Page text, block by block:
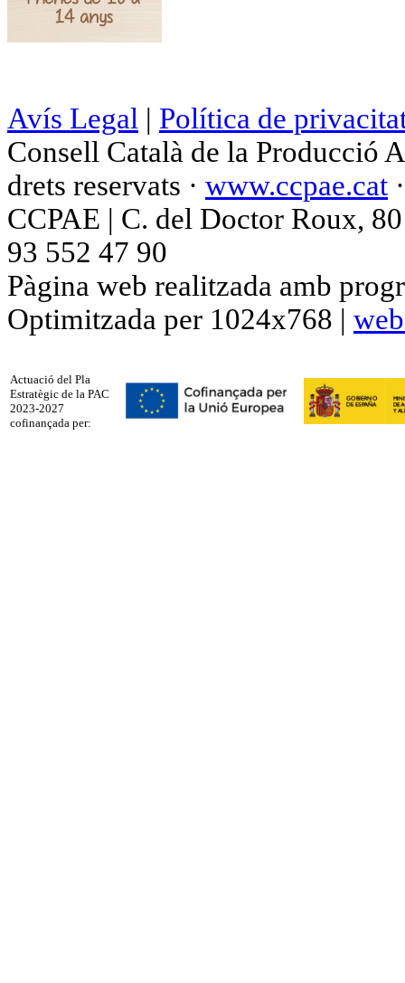
Avís Legal | Política de
Consell Català de la Producció
drets reservats · www.ccpae.cat
CCPAE | C. del Doctor Roux,
93 552 47 90
Pàgina web realitzada amb
Optimitzada per 1024x768 |
Actuació del Pla
Estratègic de la PAC
2023-2027
cofinançada per: